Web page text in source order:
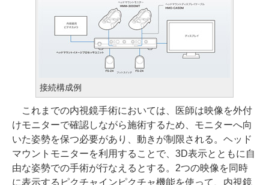
接続構成例
これまでの内視鏡手術においては、医師は映像を外付
けモニターで確認しながら施術するため、モニターへ向
いた姿勢を保つ必要があり、動きが制限される。ヘッド
マウントモニターを利用することで、3D表示とともに自
由な姿勢での手術が行なえるとする。2つの映像を同時
に表示するピクチャインピクチャ機能を使って、内視鏡